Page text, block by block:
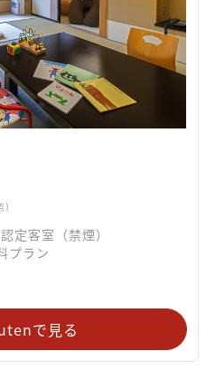
定客室（禁煙）
プラン
で見る